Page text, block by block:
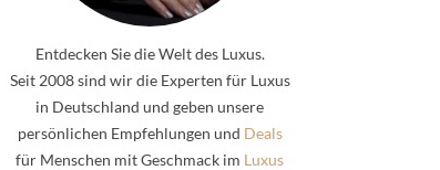
Entdecken Sie die Welt des Luxus.
Seit 2008 sind wir die Experten für Luxus
in Deutschland und geben unsere
persönlichen Empfehlungen und Deals
für Menschen mit Geschmack im Luxus